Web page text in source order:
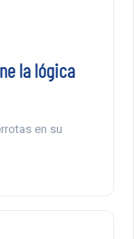
la lógica
en su